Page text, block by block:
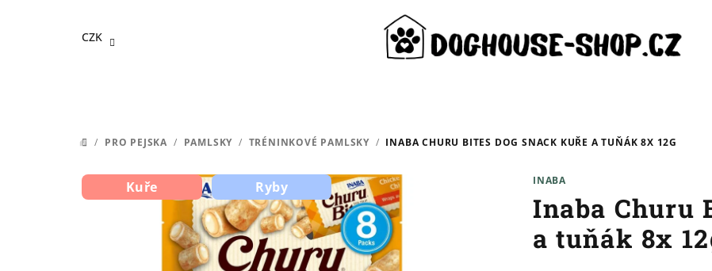
CZK
DOMŮ
/ PRO PEJSKA / PAMLSKY / TRÉNINKOVÉ PAMLSKY / INABA CHURU BITES DOG SNACK KUŘE A TUŇÁK 8X 12G
INABA
Inaba Churu
a tuňák 8x
Kuře Ryby